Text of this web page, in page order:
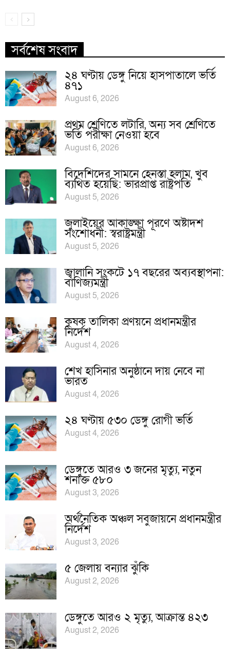
সর্বশেষ সংবাদ
২৪ ঘণ্টায় ডেঙ্গু নিয়ে হাসপাতালে ভর্তি
৪৭১
August 6, 2026
প্রথম শ্রেণিতে লটারি, অন্য সব শ্রেণিতে
ভর্তি পরীক্ষা নেওয়া হবে
August 6, 2026
বিদেশিদের সামনে হেনস্তা হলাম, খুব
ব্যথিত হয়েছি: ভারপ্রাপ্ত রাষ্ট্রপতি
August 5, 2026
জুলাইয়ের আকাঙ্ক্ষা পূরণে অষ্টাদশ
সংশোধনী: স্বরাষ্ট্রমন্ত্রী
August 5, 2026
জ্বালানি সংকটে ১৭ বছরের অব্যবস্থাপনা:
বাণিজ্যমন্ত্রী
August 5, 2026
কৃষক তালিকা প্রণয়নে প্রধানমন্ত্রীর
নির্দেশ
August 4, 2026
শেখ হাসিনার অনুষ্ঠানে দায় নেবে না
ভারত
August 4, 2026
২৪ ঘণ্টায় ৫৩০ ডেঙ্গু রোগী ভর্তি
August 4, 2026
ডেঙ্গুতে আরও ৩ জনের মৃত্যু, নতুন
শনাক্ত ৫৮০
August 3, 2026
অর্থনৈতিক অঞ্চল সবুজায়নে প্রধানমন্ত্রীর
নির্দেশ
August 3, 2026
৫ জেলায় বন্যার ঝুঁকি
August 2, 2026
ডেঙ্গুতে আরও ২ মৃত্যু, আক্রান্ত ৪২৩
August 2, 2026